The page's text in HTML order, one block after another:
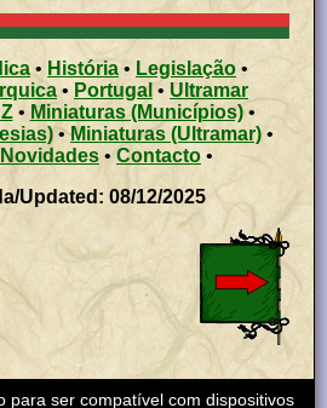
• História • Legislação •
• Portugal• Ultramar
• Miniaturas (Municípios)•
•Miniaturas (Ultramar)•
Novidades • Contacto •
Updated: 08/12/2025
para ser compatível com dispositivos